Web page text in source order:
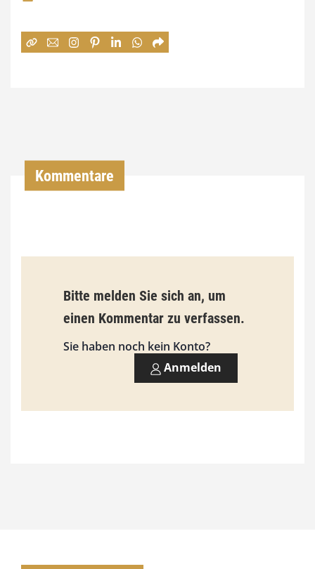
:
9
3
0
0
Kommentare
Bitte melden Sie sich an, um
einen Kommentar zu verfassen.
Sie haben noch kein Konto?
Anmelden